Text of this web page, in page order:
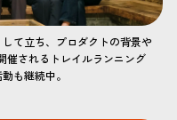
て立ち、プロダクトの背景や
催されるトレイルランニング
も継続中。